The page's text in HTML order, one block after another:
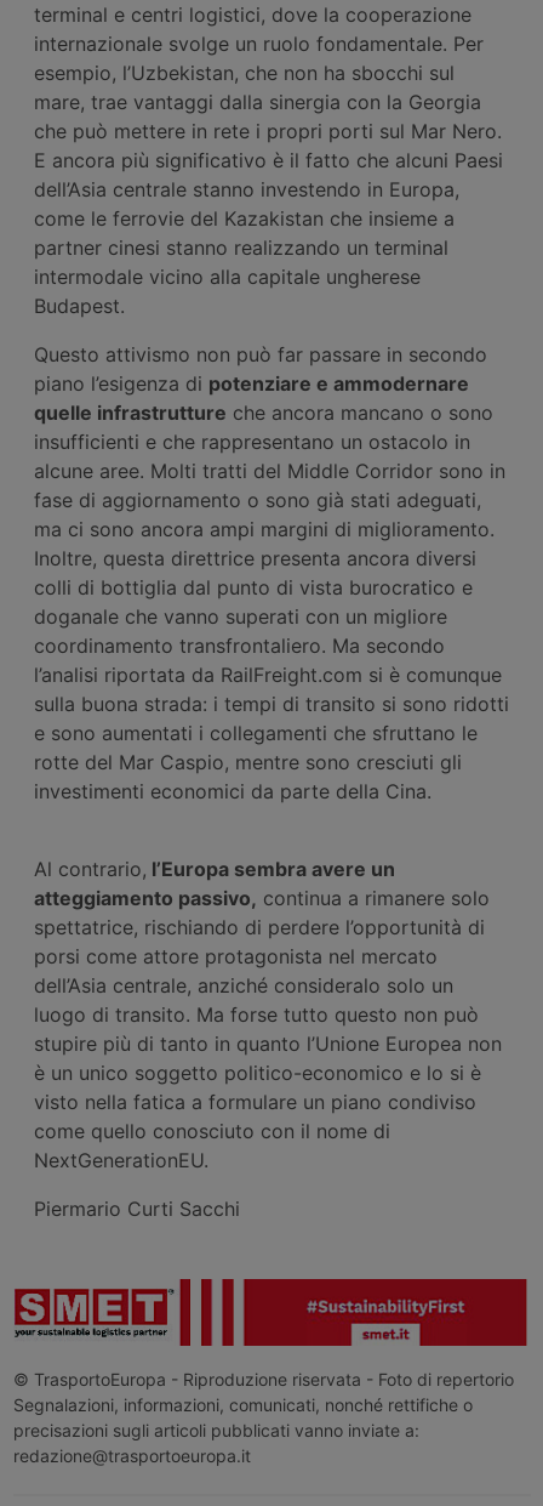
terminal e centri logistici, dove la cooperazione
internazionale svolge un ruolo fondamentale. Per
esempio, l’Uzbekistan, che non ha sbocchi sul
mare, trae vantaggi dalla sinergia con la Georgia
che può mettere in rete i propri porti sul Mar Nero.
E ancora più significativo è il fatto che alcuni Paesi
dell’Asia centrale stanno investendo in Europa,
come le ferrovie del Kazakistan che insieme a
partner cinesi stanno realizzando un terminal
intermodale vicino alla capitale ungherese
Budapest.
Questo attivismo non può far passare in secondo
piano l’esigenza di potenziare e ammodernare
quelle infrastrutture che ancora mancano o sono
insufficienti e che rappresentano un ostacolo in
alcune aree. Molti tratti del Middle Corridor sono in
fase di aggiornamento o sono già stati adeguati,
ma ci sono ancora ampi margini di miglioramento.
Inoltre, questa direttrice presenta ancora diversi
colli di bottiglia dal punto di vista burocratico e
doganale che vanno superati con un migliore
coordinamento transfrontaliero. Ma secondo
l’analisi riportata da RailFreight.com si è comunque
sulla buona strada: i tempi di transito si sono ridotti
e sono aumentati i collegamenti che sfruttano le
rotte del Mar Caspio, mentre sono cresciuti gli
investimenti economici da parte della Cina.
Al contrario, l’Europa sembra avere un
atteggiamento passivo, continua a rimanere solo
spettatrice, rischiando di perdere l’opportunità di
porsi come attore protagonista nel mercato
dell’Asia centrale, anziché consideralo solo un
luogo di transito. Ma forse tutto questo non può
stupire più di tanto in quanto l’Unione Europea non
è un unico soggetto politico-economico e lo si è
visto nella fatica a formulare un piano condiviso
come quello conosciuto con il nome di
NextGenerationEU.
Piermario Curti Sacchi
© TrasportoEuropa - Riproduzione riservata - Foto di repertorio
Segnalazioni, informazioni, comunicati, nonché rettifiche o
precisazioni sugli articoli pubblicati vanno inviate a:
redazione@trasportoeuropa.it